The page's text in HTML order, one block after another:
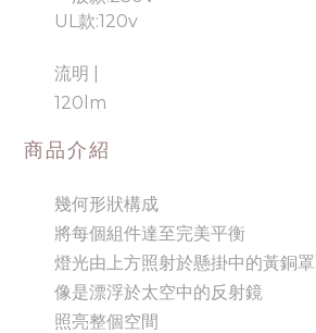
UL款:120v
流明 |
120lm
商品介紹
幾何形狀構成
將每個組件達至完美平衡
燈光由上方照射於懸掛中的黃銅
像是漂浮於太空中的反射鏡
照亮整個空間